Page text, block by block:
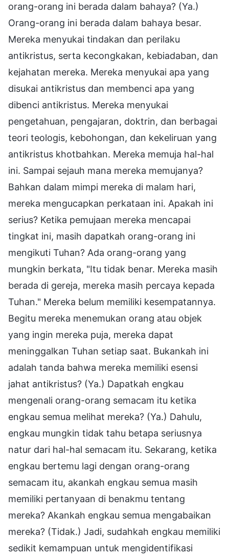
orang-orang ini berada dalam bahaya? (Ya.)
Orang-orang ini berada dalam bahaya besar.
Mereka menyukai tindakan dan perilaku
antikristus, serta kecongkakan, kebiadaban, dan
kejahatan mereka. Mereka menyukai apa yang
disukai antikristus dan membenci apa yang
dibenci antikristus. Mereka menyukai
pengetahuan, pengajaran, doktrin, dan berbagai
teori teologis, kebohongan, dan kekeliruan yang
antikristus khotbahkan. Mereka memuja hal-hal
ini. Sampai sejauh mana mereka memujanya?
Bahkan dalam mimpi mereka di malam hari,
mereka mengucapkan perkataan ini. Apakah ini
serius? Ketika pemujaan mereka mencapai
tingkat ini, masih dapatkah orang-orang ini
mengikuti Tuhan? Ada orang-orang yang
mungkin berkata, "Itu tidak benar. Mereka masih
berada di gereja, mereka masih percaya kepada
Tuhan." Mereka belum memiliki kesempatannya.
Begitu mereka menemukan orang atau objek
yang ingin mereka puja, mereka dapat
meninggalkan Tuhan setiap saat. Bukankah ini
adalah tanda bahwa mereka memiliki esensi
jahat antikristus? (Ya.) Dapatkah engkau
mengenali orang-orang semacam itu ketika
engkau semua melihat mereka? (Ya.) Dahulu,
engkau mungkin tidak tahu betapa seriusnya
natur dari hal-hal semacam itu. Sekarang, ketika
engkau bertemu lagi dengan orang-orang
semacam itu, akankah engkau semua masih
memiliki pertanyaan di benakmu tentang
mereka? Akankah engkau semua mengabaikan
mereka? (Tidak.) Jadi, sudahkah engkau memiliki
sedikit kemampuan untuk mengidentifikasi